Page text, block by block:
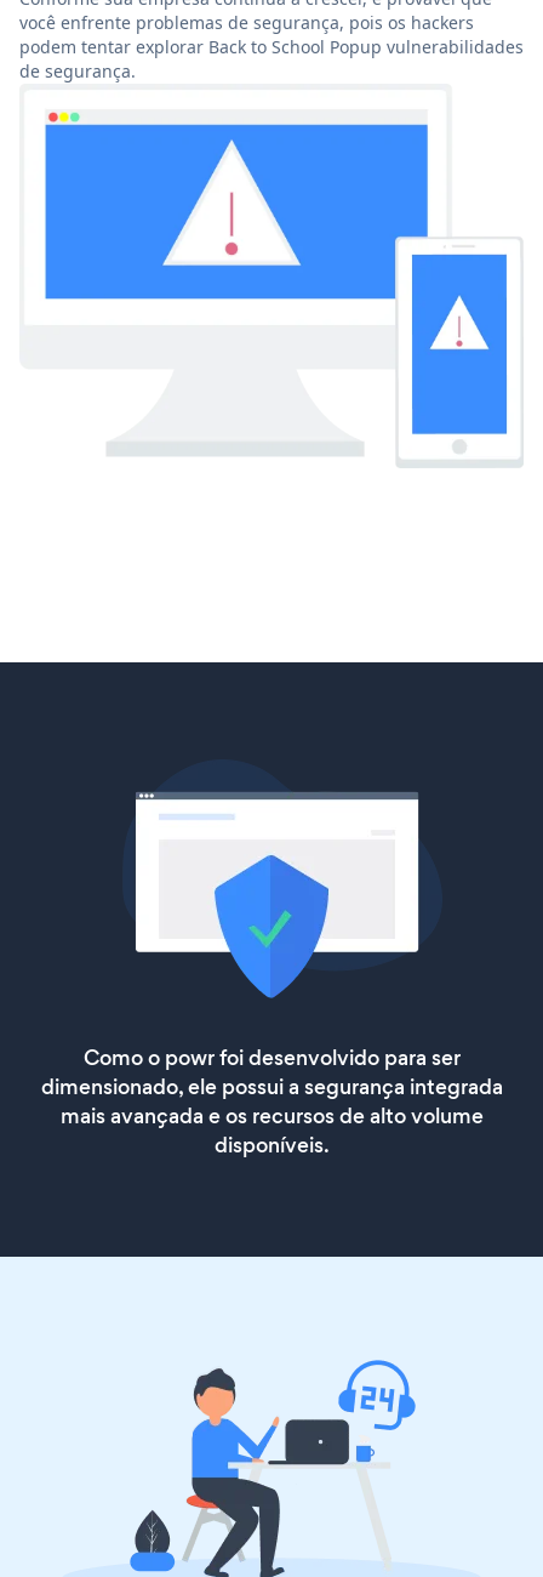
você enfrente problemas de segurança, pois os hackers
podem tentar explorar Back to School Popup vulnerabilidades
de segurança.
Como o powr foi desenvolvido para ser
dimensionado, ele possui a segurança integrada
mais avançada e os recursos de alto volume
disponíveis.